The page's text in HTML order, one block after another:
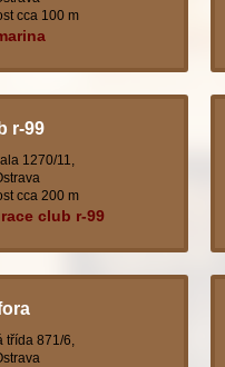
cca 100 m
r-99
1270/11,
cca 200 m
club r-99
třída 871/6,